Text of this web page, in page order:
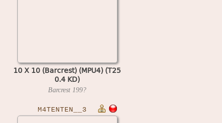
10 X 10 (Barcrest) (MPU4) (T25
0.4 KD)
Barcrest 199?
M4TENTEN__3